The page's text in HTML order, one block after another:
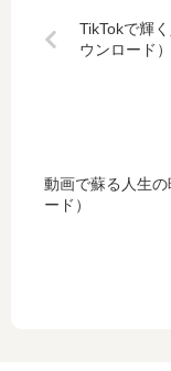
TikTokで輝
ウンロード）
動画で蘇る人生
ード）